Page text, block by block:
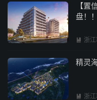
【置
盘！！
 浙江
精灵
 浙江